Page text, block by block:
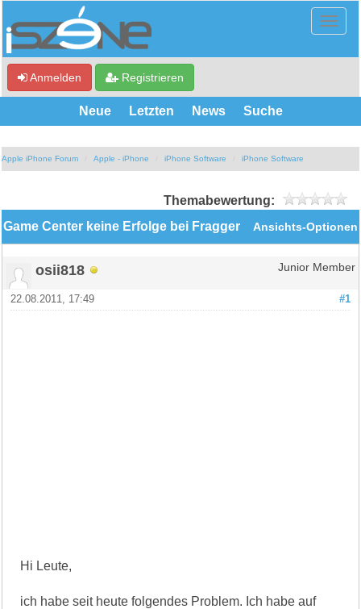
Anmelden Registrieren
Neue Letzten News Suche
Apple iPhone Forum Apple - iPhone iPhone Software iPhone Software
Themabewertung:
Ansichts-Optionen
Game Center keine Erfolge bei Fragger
osii818 Junior Member
#1
22.08.2011, 17:49
Hi Leute,
ich habe seit heute folgendes Problem. Ich habe auf